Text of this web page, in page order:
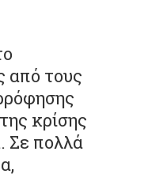
από τους
κρίσης
Σε πολλά